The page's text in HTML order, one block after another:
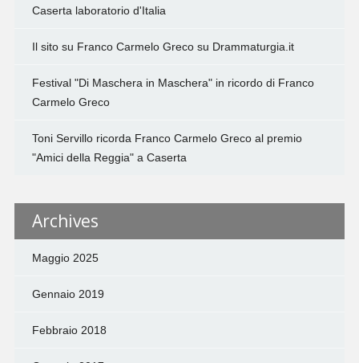
Caserta laboratorio d'Italia
Il sito su Franco Carmelo Greco su Drammaturgia.it
Festival "Di Maschera in Maschera" in ricordo di Franco
Carmelo Greco
Toni Servillo ricorda Franco Carmelo Greco al premio
"Amici della Reggia" a Caserta
Archives
Maggio 2025
Gennaio 2019
Febbraio 2018